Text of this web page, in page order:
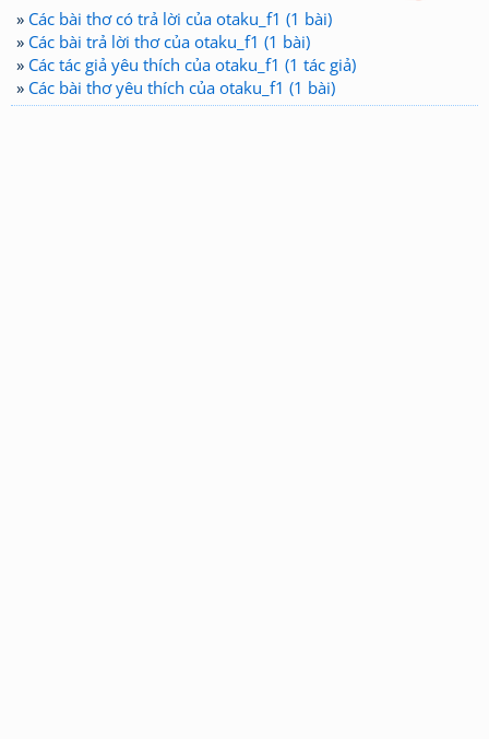
» Các bài thơ có trả lời của otaku_f1 (1 bài)
» Các bài trả lời thơ của otaku_f1 (1 bài)
» Các tác giả yêu thích của otaku_f1 (1 tác giả)
» Các bài thơ yêu thích của otaku_f1 (1 bài)